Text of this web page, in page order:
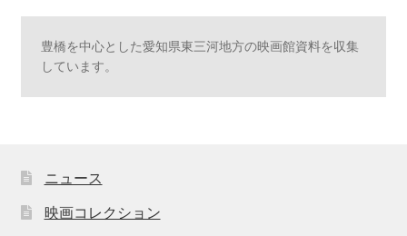
豊橋を中心とした愛知県東三河地方の映画館資料を収集
しています。
ニュース
映画コレクション